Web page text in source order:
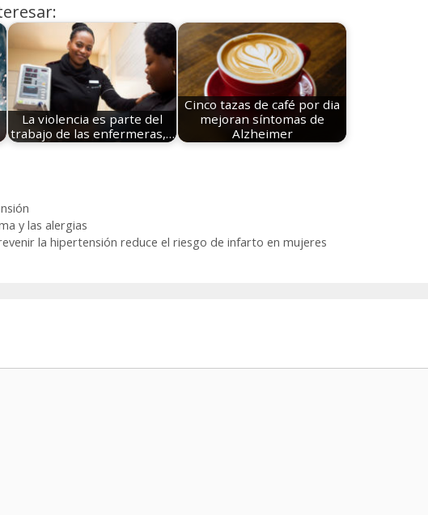
La violencia es parte del
trabajo de las enfermeras,…
Cinco tazas de café por dia
mejoran síntomas de
Alzheimer
y las alergias
la hipertensión reduce el riesgo de infarto en mujeres